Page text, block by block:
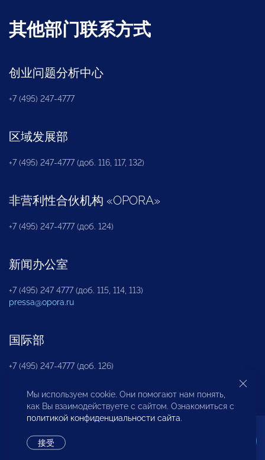
其他部门联系方式
创业问题分析中心
+7 (495) 247-4777
区域发展部
+7 (495) 247-4777 (доб. 116, 117, 132)
非营利性合伙机构 «OPORA»
+7 (495) 247-4777 (доб. 124)
新闻办公室
+7 (495) 247 4777 (доб. 115, 114, 113)
pressa@opora.ru
国际部
+7 (495) 247-4777 (доб. 126)
商投权益保护部
Мы используем cookie. Они помогают нам понять,
как Вы взаимодействуете с сайтом. Ознакомиться с
политикой конфиденциальности сайта.
接受